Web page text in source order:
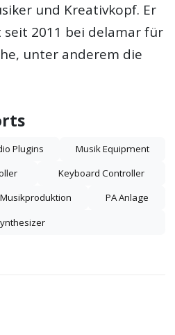
und Kreativkopf. Er
2011 bei delamar für
unter anderem die
Plugins
Musik Equipment
Keyboard Controller
Musikproduktion
PA Anlage